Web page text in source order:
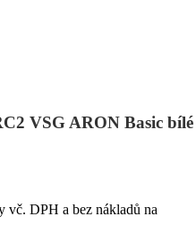
VSG ARON Basic bílé
DPH a bez nákladů na